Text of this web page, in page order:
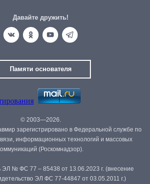
Давайте дружить!
Памяти основателя
© 2003—2026.
зарегистрировано в Федеральной службе по
информационных технологий и массовых
(Роскомнадзор).
ЭЛ № ФС 77 – 85438 от 13.06.2023 г. (внесение
ЭЛ ФС 77-44847 от 03.05.2011 г.)